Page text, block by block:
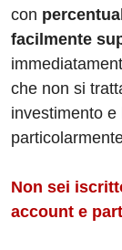
con
facilmente
che non si
investimento
Non sei
account e